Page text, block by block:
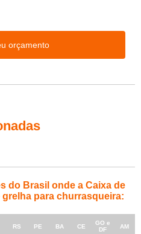
orçamento
do Brasil onde a Caixa de
para churrasqueira:
RS PE BA CE
GO e
DF
AM